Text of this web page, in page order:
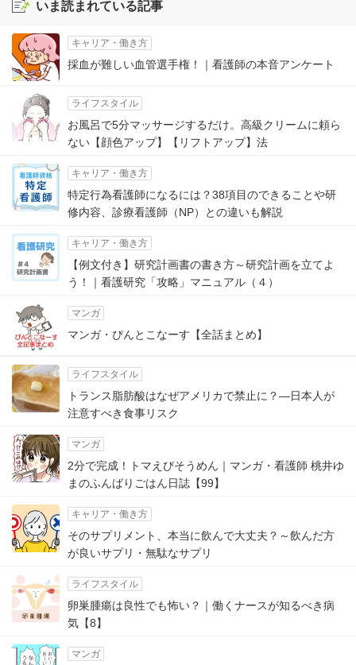
いま読まれている記事
キャリア・働き方
採血が難しい血管選手権！｜看護師の本音アンケート
ライフスタイル
お風呂で5分マッサージするだけ。高級クリームに頼ら
ない【顔色アップ】【リフトアップ】法
キャリア・働き方
特定行為看護師になるには？38項目のできることや研
修内容、診療看護師（NP）との違いも解説
キャリア・働き方
【例文付き】研究計画書の書き方～研究計画を立てよ
う！｜看護研究「攻略」マニュアル（４）
マンガ
マンガ・ぴんとこなーす【全話まとめ】
ライフスタイル
トランス脂肪酸はなぜアメリカで禁止に？―日本人が
注意すべき食事リスク
マンガ
2分で完成！トマえびそうめん｜マンガ・看護師 桃井ゆ
まのふんばりごはん日誌【99】
キャリア・働き方
そのサプリメント、本当に飲んで大丈夫？～飲んだ方
が良いサプリ・無駄なサプリ
ライフスタイル
卵巣腫瘍は良性でも怖い？｜働くナースが知るべき病
気【8】
マンガ